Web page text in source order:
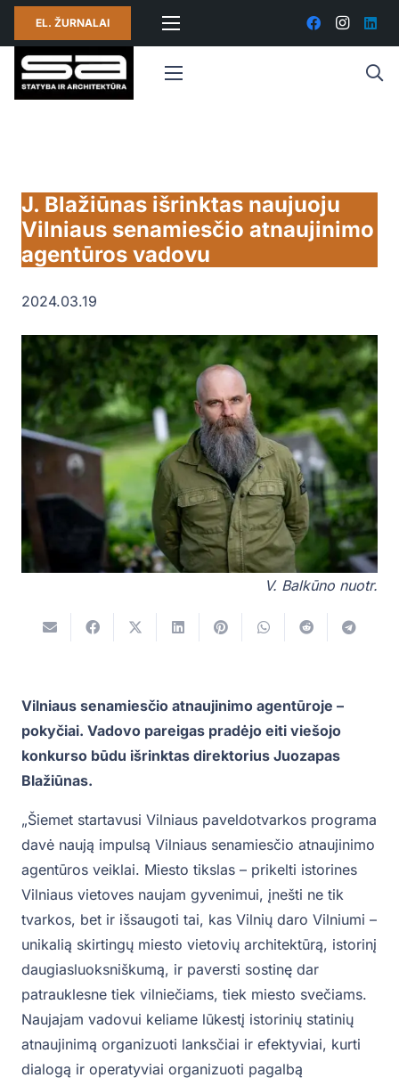
EL. ŽURNALAI
J. Blažiūnas išrinktas naujuoju
Vilniaus senamiesčio atnaujinimo
agentūros vadovu
2024.03.19
V. Balkūno nuotr.
Vilniaus senamiesčio atnaujinimo agentūroje –
pokyčiai. Vadovo pareigas pradėjo eiti viešojo
konkurso būdu išrinktas direktorius Juozapas
Blažiūnas.
„Šiemet startavusi Vilniaus paveldotvarkos programa
davė naują impulsą Vilniaus senamiesčio atnaujinimo
agentūros veiklai. Miesto tikslas – prikelti istorines
Vilniaus vietoves naujam gyvenimui, įnešti ne tik
tvarkos, bet ir išsaugoti tai, kas Vilnių daro Vilniumi –
unikalią skirtingų miesto vietovių architektūrą, istorinį
daugiasluoksniškumą, ir paversti sostinę dar
patrauklesne tiek vilniečiams, tiek miesto svečiams.
Naujajam vadovui keliame lūkestį istorinių statinių
atnaujinimą organizuoti lanksčiai ir efektyviai, kurti
dialogą ir operatyviai organizuoti pagalbą